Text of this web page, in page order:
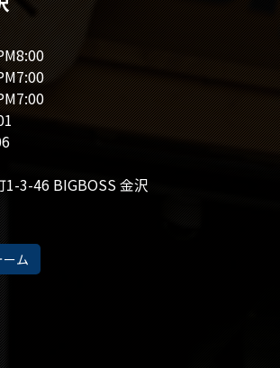
3-46 BIGBOSS 金沢
ム